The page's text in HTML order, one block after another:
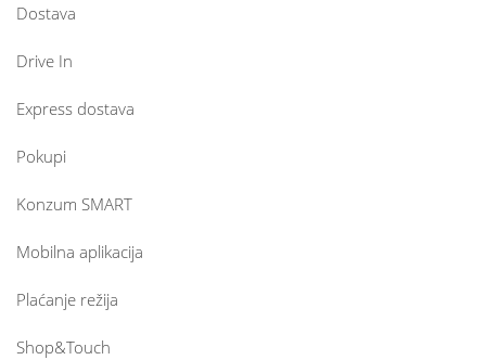
Dostava
Drive In
Express dostava
Pokupi
Konzum SMART
Mobilna aplikacija
Plaćanje režija
Shop&Touch